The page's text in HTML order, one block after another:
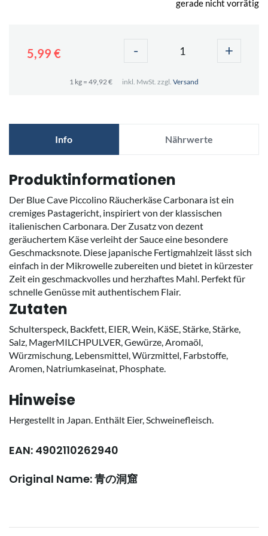
gerade nicht vorrätig
5,99 € - +
1 kg = 49,92 € inkl. MwSt. zzgl. Versand
Info Nährwerte
Produktinformationen
Der Blue Cave Piccolino Räucherkäse Carbonara ist ein
cremiges Pastagericht, inspiriert von der klassischen
italienischen Carbonara. Der Zusatz von dezent
geräuchertem Käse verleiht der Sauce eine besondere
Geschmacksnote. Diese japanische Fertigmahlzeit lässt sich
einfach in der Mikrowelle zubereiten und bietet in kürzester
Zeit ein geschmackvolles und herzhaftes Mahl. Perfekt für
schnelle Genüsse mit authentischem Flair.
Zutaten
Schulterspeck, Backfett, EIER, Wein, KäSE, Stärke, Stärke,
Salz, MagerMILCHPULVER, Gewürze, Aromaöl,
Würzmischung, Lebensmittel, Würzmittel, Farbstoffe,
Aromen, Natriumkaseinat, Phosphate.
Hinweise
Hergestellt in Japan. Enthält Eier, Schweinefleisch.
EAN: 4902110262940
Original Name: 青の洞窟